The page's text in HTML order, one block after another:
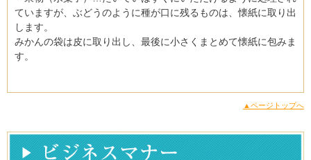
ていますが、ぶどうのように種が口に残るものは、懐紙に取り出
します。
みかんの袋は皮に取り出し、最後に小さくまとめて懐紙に包みま
す。
▲ページトップへ